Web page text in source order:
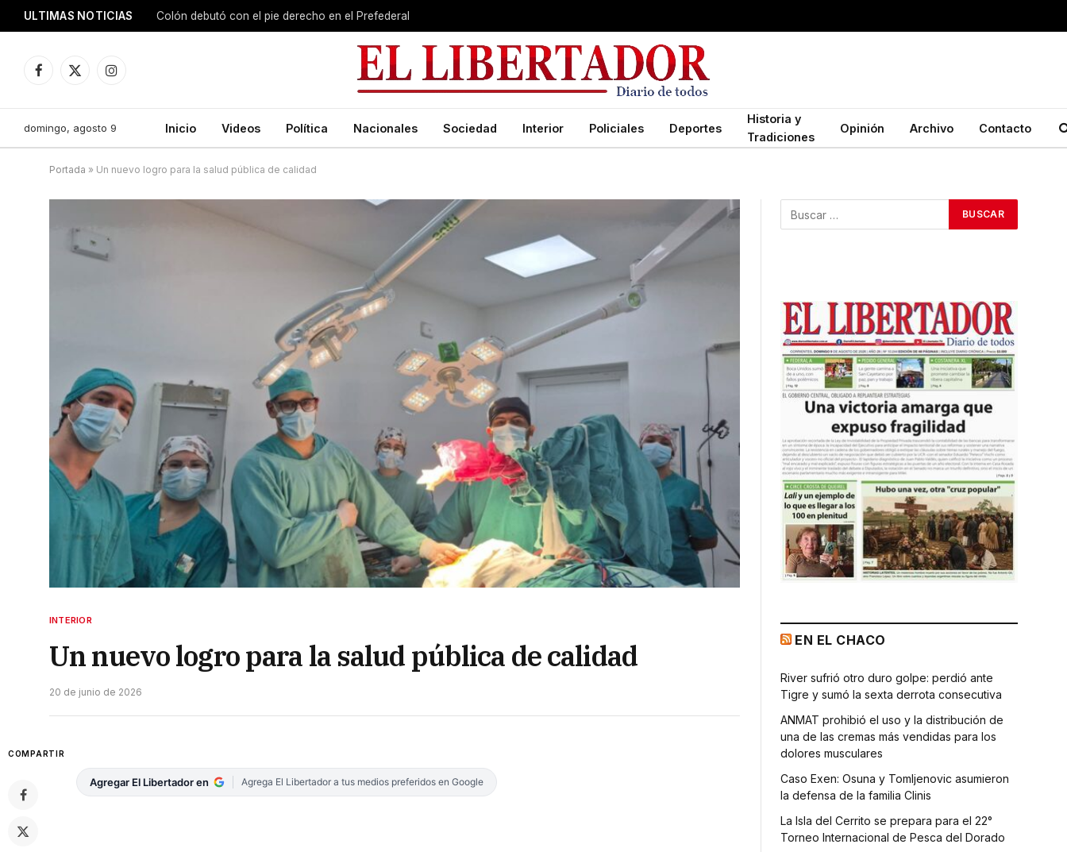
ULTIMAS NOTICIAS Colón debutó con el pie derecho en el Prefederal
Facebook
X
Instagram
domingo, agosto 9 Inicio Videos Política Nacionales Sociedad Interior Policiales Deportes
Historia y
Tradiciones
Opinión Archivo Contacto
Portada » Un nuevo logro para la salud pública de calidad
INTERIOR
Un nuevo logro para la salud pública de calidad
20 de junio de 2026
COMPARTIR
Agregar El Libertador en Agrega El Libertador a tus medios preferidos en Google
EN EL CHACO
River sufrió otro duro golpe: perdió ante
Tigre y sumó la sexta derrota consecutiva
ANMAT prohibió el uso y la distribución de
una de las cremas más vendidas para los
dolores musculares
Caso Exen: Osuna y Tomljenovic asumieron
la defensa de la familia Clinis
La Isla del Cerrito se prepara para el 22°
Torneo Internacional de Pesca del Dorado